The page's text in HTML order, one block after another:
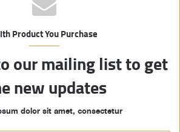
Product You Purchase
our mailing list to get
new updates!
dolor sit amet, consectetur.